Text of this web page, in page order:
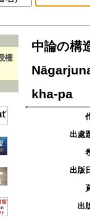
權
中論の構
kha-pa
出處
出版
出